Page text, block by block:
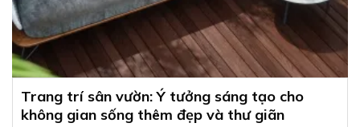
Trang trí sân vườn: Ý tưởng sáng tạo cho
không gian sống thêm đẹp và thư giãn